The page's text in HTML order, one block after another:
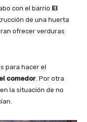
con el barrio El
de una huerta
ofrecer verduras
para hacer el
comedor . Por otra
la situación de no